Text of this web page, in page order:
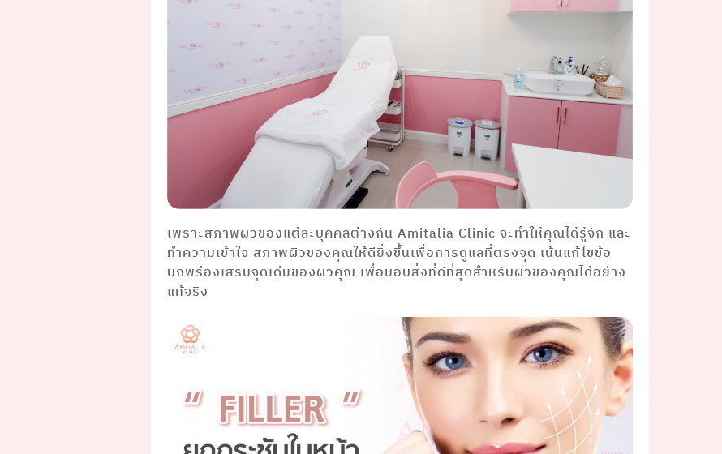
เพราะสภาพผิวของแต่ละบุคคลต่างกัน Amitalia Clinic จะทำให้คุณได้รู้จัก และ
ทำความเข้าใจ สภาพผิวของคุณให้ดียิ่งขึ้นเพื่อการดูแลที่ตรงจุด เน้นแก้ไขข้อ
บกพร่องเสริมจุดเด่นของผิวคุณ เพื่อมอบสิ่งที่ดีที่สุดสำหรับผิวของคุณได้อย่าง
แท้จริง